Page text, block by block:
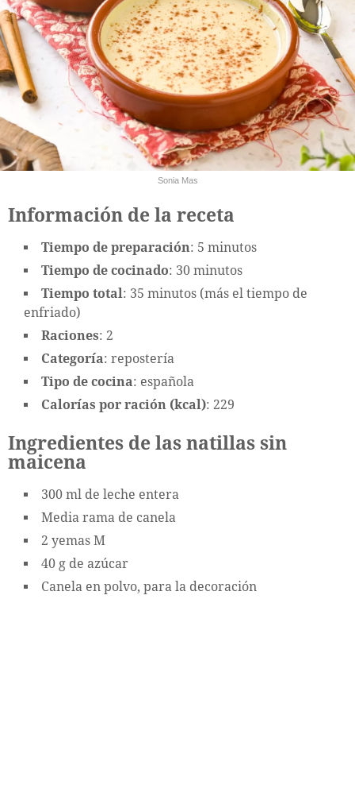
Sonia Mas
Información de la receta
Tiempo de preparación: 5 minutos
Tiempo de cocinado: 30 minutos
Tiempo total: 35 minutos (más el tiempo de
enfriado)
Raciones: 2
Categoría: repostería
Tipo de cocina: española
Calorías por ración (kcal): 229
Ingredientes de las natillas sin
maicena
300 ml de leche entera
Media rama de canela
2 yemas M
40 g de azúcar
Canela en polvo, para la decoración